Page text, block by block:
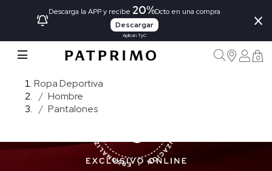
Descarga la APP y recibe 20%Dcto en una compra
Descargar
Aplican TyC
×
0
Ropa Deportiva
Hombre
Pantalones